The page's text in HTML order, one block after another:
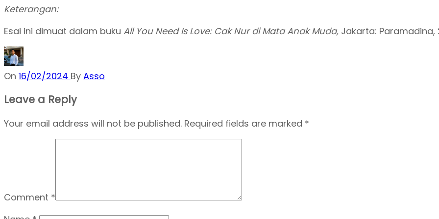
Keterangan:
Esai ini dimuat dalam buku All You Need Is Love: Cak Nur di Mata Anak Muda, Jakarta: Paramadina,
On 16/02/2024 By Asso
Leave a Reply
Your email address will not be published. Required fields are marked *
Comment *